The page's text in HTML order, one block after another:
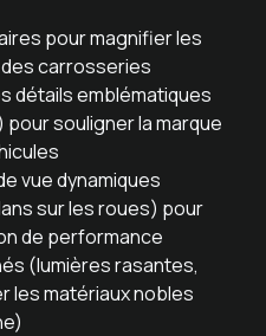
pour magnifier les
carrosseries
détails emblématiques
souligner la marque
vue dynamiques
sur les roues) pour
de performance
(lumières rasantes,
les matériaux nobles